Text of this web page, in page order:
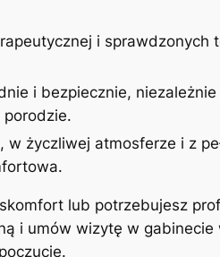
i sprawdzonych
i bezpiecznie,
życzliwej atmosferze i z
lub potrzebujesz
i umów wizytę w gabinecie